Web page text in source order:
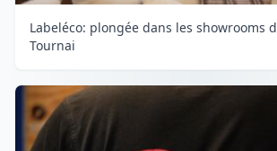
Labeléco: plongée dans les showrooms
Tournai